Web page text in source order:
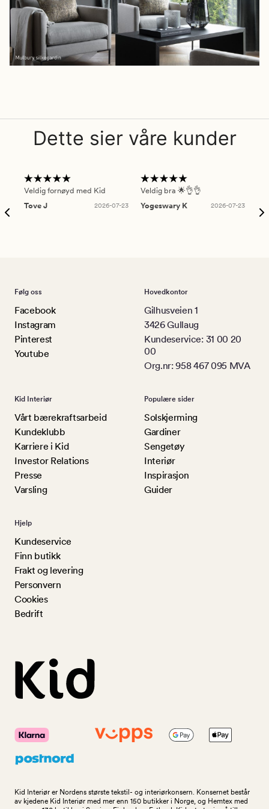
Dette sier våre kunder
Veldig fornøyd med Kid
Tove J
2026-07-23
Veldig bra 🌟👌👌
Yogeswary K
2026-07-23
Følg oss
Facebook
Instagram
Pinterest
Youtube
Hovedkontor
Gilhusveien 1
3426 Gullaug
Kundeservice: 31 00 20
00
Org.nr: 958 467 095 MVA
Kid Interiør
Vårt bærekraftsarbeid
Kundeklubb
Karriere i Kid
Investor Relations
Presse
Varsling
Populære sider
Solskjerming
Gardiner
Sengetøy
Interiør
Inspirasjon
Guider
Hjelp
Kundeservice
Finn butikk
Frakt og levering
Personvern
Cookies
Bedrift
Kid Interiør er Nordens største tekstil- og interiørkonsern. Konsernet består
av kjedene Kid Interiør med mer enn 150 butikker i Norge, og Hemtex med